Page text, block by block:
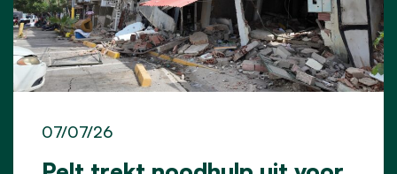
07/07/26